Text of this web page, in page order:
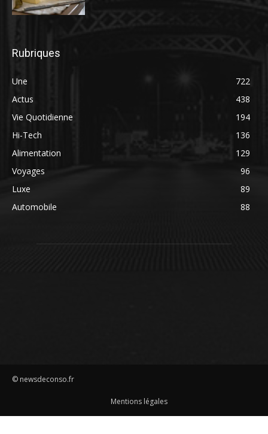
Rubriques
Une
722
Actus
438
Vie Quotidienne
194
Hi-Tech
136
Alimentation
129
Voyages
96
Luxe
89
Automobile
88
© newsdeconso.fr
Mentions légales